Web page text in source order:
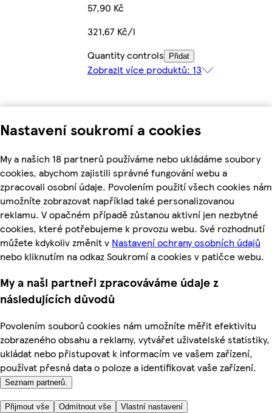
Nastavení soukromí a cookies
My a našich 18 partnerů používáme nebo ukládáme soubory
cookies, abychom zajistili správné fungování webu a
zpracovali osobní údaje. Povolením použití všech cookies nám
umožníte zobrazovat například také personalizovanou
reklamu. V opačném případě zůstanou aktivní jen nezbytné
cookies, které potřebujeme k provozu webu. Své rozhodnutí
můžete kdykoliv změnit v Nastavení ochrany osobních údajů
nebo kliknutím na odkaz Soukromí a cookies v patičce webu.
My a naši partneři zpracováváme údaje z
následujících důvodů
Povolením souborů cookies nám umožníte měřit efektivitu
zobrazeného obsahu a reklamy, vytvářet uživatelské statistiky,
ukládat nebo přistupovat k informacím ve vašem zařízení,
používat přesná data o poloze a identifikovat vaše zařízení.
Seznam partnerů.
Přijmout vše Odmítnout vše Vlastní nastavení
57,90 Kč
321,67 Kč/l
Quantity controls
Přidat
Zobrazit více produktů: 13